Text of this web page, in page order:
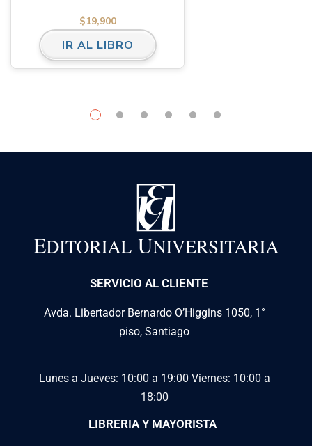
$19,900
IR AL LIBRO
SERVICIO AL CLIENTE
Avda. Libertador Bernardo O’Higgins 1050, 1°
piso, Santiago
Lunes a Jueves: 10:00 a 19:00 Viernes: 10:00 a
18:00
LIBRERIA Y MAYORISTA